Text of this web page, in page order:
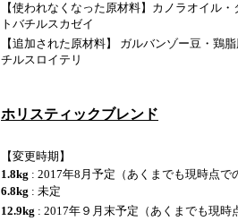
【使われなくなった原材料】カノラオイル
トバチルスカゼイ
【追加された原材料】
ガルバンゾー豆・鶏
チルスロイテリ
ホリスティックブレンド
【変更時期】
1.8kg : 2017年8月予定（あくまでも現時点で
6.8kg : 未定
12.9kg : 2017年９月末予定（あくまでも現時